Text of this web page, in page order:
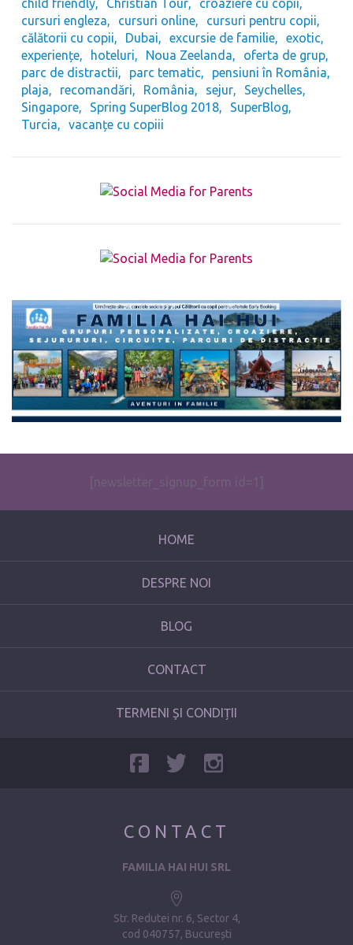
child friendly
Christian Tour
croaziere cu copii
cursuri engleza
cursuri online
cursuri pentru copii
călătorii cu copii
Dubai excursie de familie
exotic
experiențe
hoteluri Noua Zeelanda
oferta de grup
parc de distractii
parc tematic
pensiuni în România
plaja
recomandări România sejur
Seychelles
Singapore
Spring SuperBlog 2018
SuperBlog
Turcia
vacanțe cu copiii
The form you have selected does not exist.
[newsletter_signup_form id=1]
HOME
DESPRE NOI
BLOG
CONTACT
TERMENI ȘI CONDIȚII
CONTACT
FAMILIA HAI HUI SRL
Str. Redutei nr. 6, Sector 4
cod 040757, București